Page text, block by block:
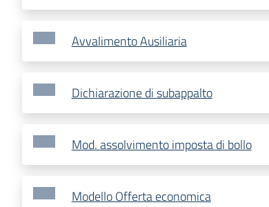
Avvalimento Ausiliaria
Dichiarazione di subappalto
Mod. assolvimento imposta di bollo
Modello Offerta economica